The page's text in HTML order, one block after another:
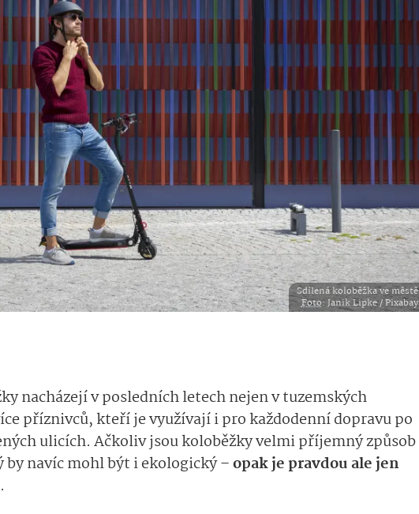
Sdílená koloběžka ve městě
Foto: Janik Lipke / Pixabay
nacházejí v posledních letech nejen v tuzemských
příznivců, kteří je využívají i pro každodenní dopravu po
ulicích. Ačkoliv jsou koloběžky velmi příjemný způsob
by navíc mohl být i ekologický –opak je pravdou ale jen
.